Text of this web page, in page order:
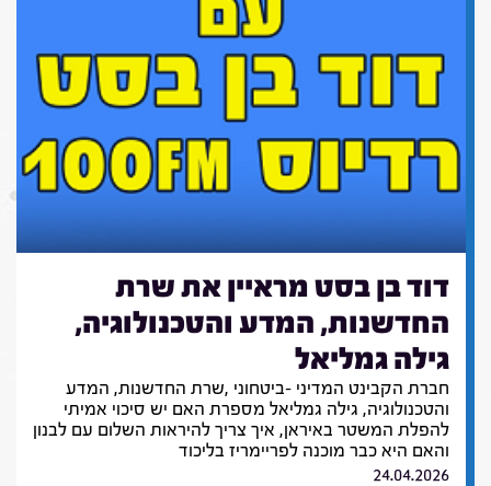
דוד בן בסט מראיין את שרת
החדשנות, המדע והטכנולוגיה,
גילה גמליאל
חברת הקבינט המדיני -ביטחוני ,שרת החדשנות, המדע
והטכנולוגיה, גילה גמליאל מספרת האם יש סיכוי אמיתי
להפלת המשטר באיראן, איך צריך להיראות השלום עם לבנון
והאם היא כבר מוכנה לפריימריז בליכוד
24.04.2026